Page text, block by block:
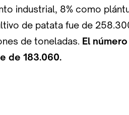
industrial, 8% como
de patata fue de
de toneladas. El
de 183.060.